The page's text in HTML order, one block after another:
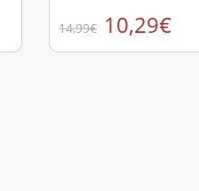
14,99€ 10,29€